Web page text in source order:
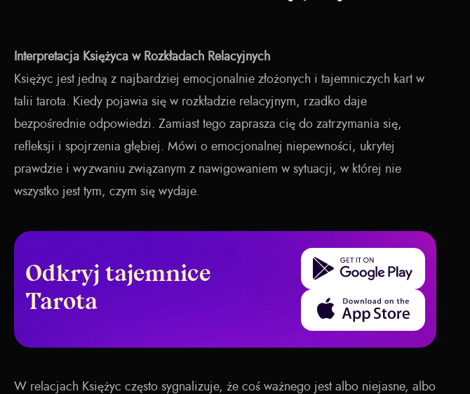
Interpretacja Księżyca w Rozkładach Relacyjnych
Księżyc jest jedną z najbardziej emocjonalnie złożonych i tajemniczych kart w
talii tarota. Kiedy pojawia się w rozkładzie relacyjnym, rzadko daje
bezpośrednie odpowiedzi. Zamiast tego zaprasza cię do zatrzymania się,
refleksji i spojrzenia głębiej. Mówi o emocjonalnej niepewności, ukrytej
prawdzie i wyzwaniu związanym z nawigowaniem w sytuacji, w której nie
wszystko jest tym, czym się wydaje.
Odkryj tajemnice
Tarota
Get it on Google Play
Download on the App Store
W relacjach Księżyc często sygnalizuje, że coś ważnego jest albo niejasne, albo